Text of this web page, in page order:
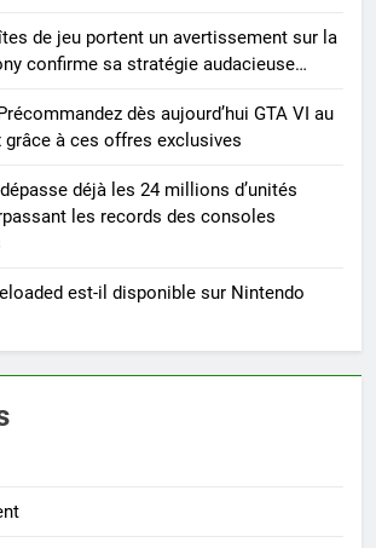
de jeu portent un avertissement sur la
confirme sa stratégie audacieuse…
dès aujourd’hui GTA VI au
grâce à ces offres exclusives
déjà les 24 millions d’unités
les records des consoles
est-il disponible sur Nintendo